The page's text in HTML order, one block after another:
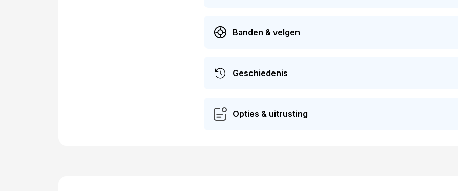
Banden & velgen
Geschiedenis
Opties & uitrusting